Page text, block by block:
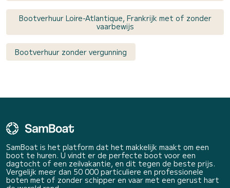
Bootverhuur Loire-Atlantique, Frankrijk met of zonder
vaarbewijs
Bootverhuur zonder vergunning
SamBoat is het platform dat het makkelijk maakt om een
boot te huren. U vindt er de perfecte boot voor een
dagtocht of een zeilvakantie, en dit tegen de beste prijs.
Vergelijk meer dan 50 000 particuliere en professionele
boten met of zonder schipper en vaar met een gerust hart